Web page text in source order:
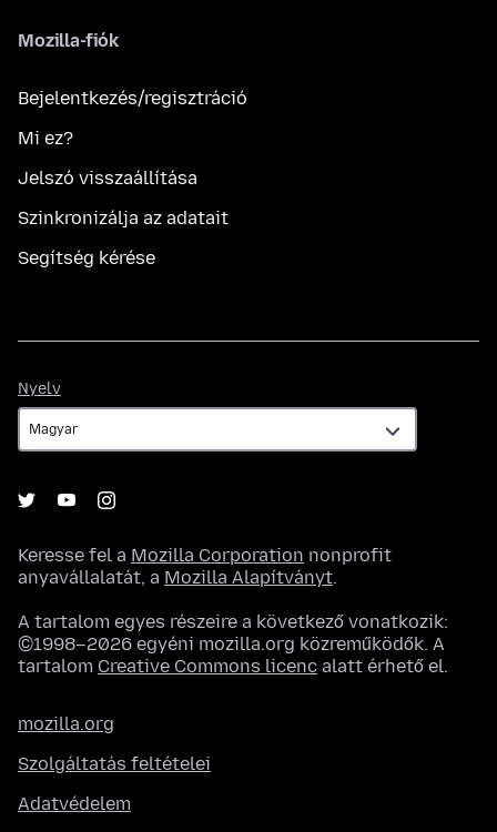
Mozilla-fiók
Bejelentkezés/regisztráció
Mi ez?
Jelszó visszaállítása
Szinkronizálja az adatait
Segítség kérése
Nyelv
Keresse fel a Mozilla Corporation nonprofit
anyavállalatát, a Mozilla Alapítványt.
A tartalom egyes részeire a következő vonatkozik:
©1998–2026 egyéni mozilla.org közreműködők. A
tartalom Creative Commons licenc alatt érhető el.
mozilla.org
Szolgáltatás feltételei
Adatvédelem